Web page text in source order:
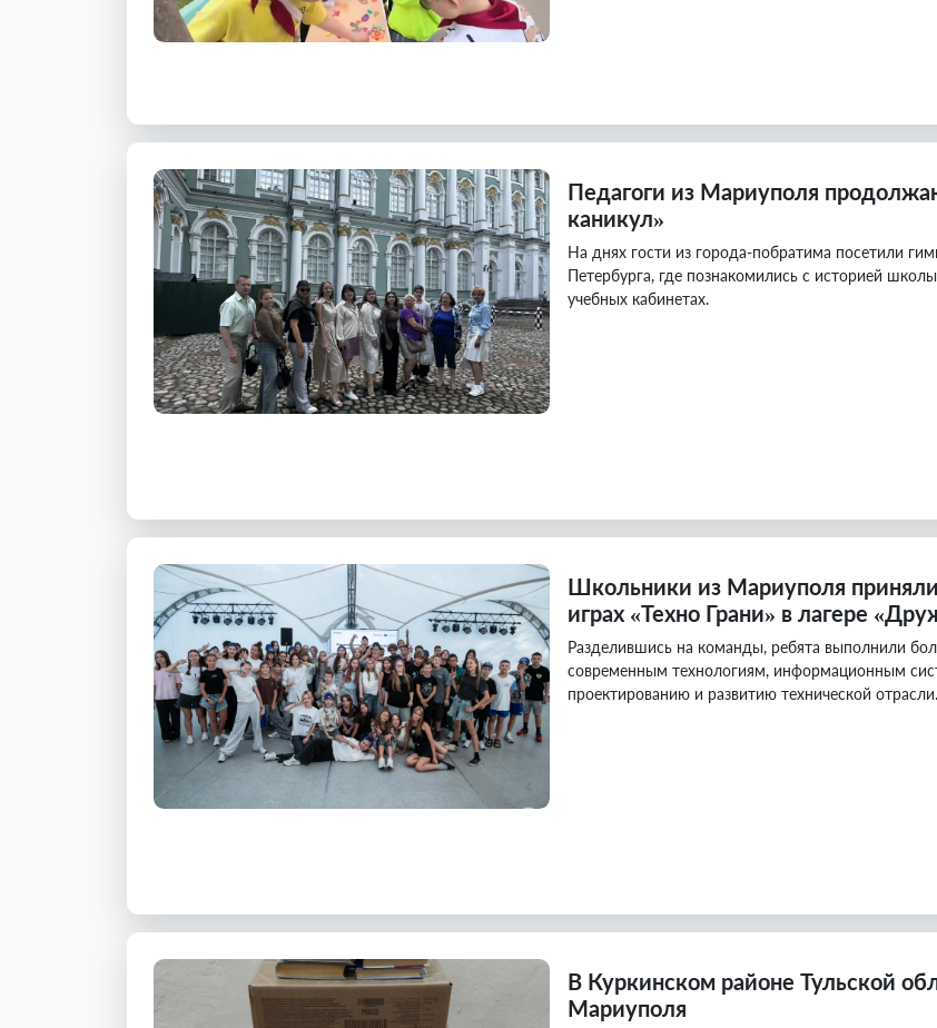
Педагоги из Мариуполя
каникул»
На днях гости из города-побратима посетили
Петербурга, где познакомились с историей
учебных кабинетах.
Школьники из Мариуполя
играх «Техно Грани» в лагере
Разделившись на команды, ребята выполнили
современным технологиям, информационным
проектированию и развитию технической отрасли.
В Куркинском районе Тульской
Мариуполя